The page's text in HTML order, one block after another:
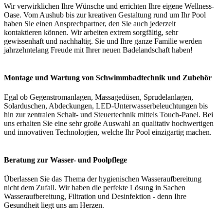
Wir verwirklichen Ihre Wünsche und errichten Ihre eigene Wellness-
Oase. Vom Aushub bis zur kreativen Gestaltung rund um Ihr Pool
haben Sie einen Ansprechpartner, den Sie auch jederzeit
kontaktieren können. Wir arbeiten extrem sorgfältig, sehr
gewissenhaft und nachhaltig. Sie und Ihre ganze Familie werden
jahrzehntelang Freude mit Ihrer neuen Badelandschaft haben!
Montage und Wartung von Schwimmbadtechnik und Zubehör
Egal ob Gegenstromanlagen, Massagedüsen, Sprudelanlagen,
Solarduschen, Abdeckungen, LED-Unterwasserbeleuchtungen bis
hin zur zentralen Schalt- und Steuertechnik mittels Touch-Panel. Bei
uns erhalten Sie eine sehr große Auswahl an qualitativ hochwertigen
und innovativen Technologien, welche Ihr Pool einzigartig machen.
Beratung zur Wasser- und Poolpflege
Überlassen Sie das Thema der hygienischen Wasseraufbereitung
nicht dem Zufall. Wir haben die perfekte Lösung in Sachen
Wasseraufbereitung, Filtration und Desinfektion - denn Ihre
Gesundheit liegt uns am Herzen.